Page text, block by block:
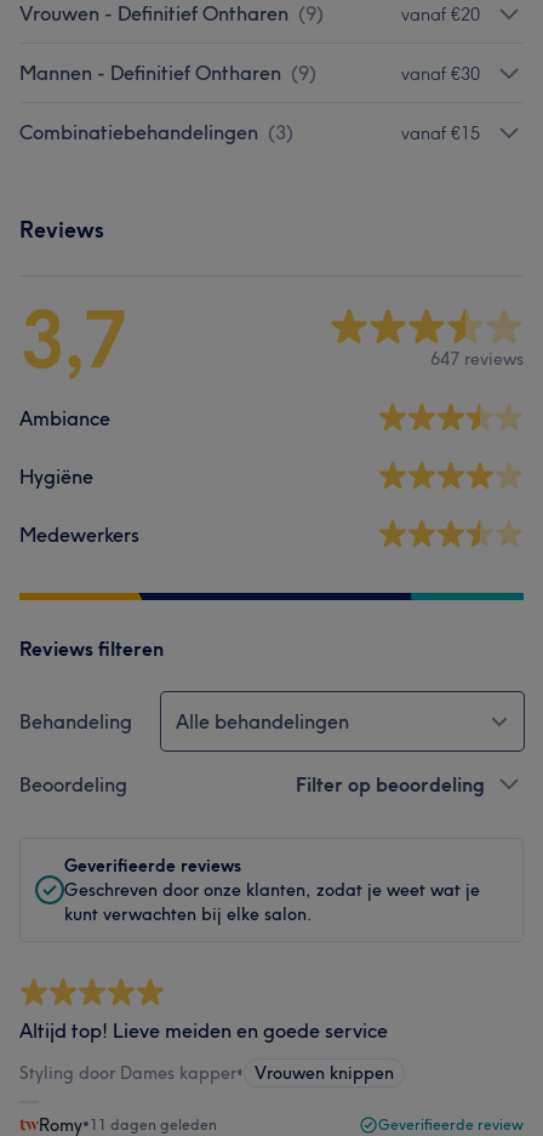
Vrouwen - Definitief Ontharen (9) vanaf €20
Mannen - Definitief Ontharen (9) vanaf €30
Combinatiebehandelingen (3) vanaf €15
Reviews
3,7 647 reviews
Ambiance
Hygiëne
Medewerkers
Reviews filteren
Behandeling Alle behandelingen
Beoordeling Filter op beoordeling
Geverifieerde reviews
Geschreven door onze klanten, zodat je weet wat je
kunt verwachten bij elke salon.
Altijd top! Lieve meiden en goede service
Styling door Dames kapper• Vrouwen knippen
Romy•11 dagen geleden Geverifieerde review